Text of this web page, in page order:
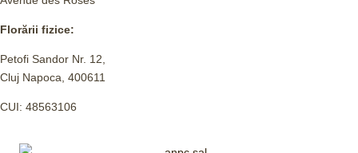
Florării fizice:
Petofi Sandor Nr. 12,
Cluj Napoca, 400611
CUI: 48563106